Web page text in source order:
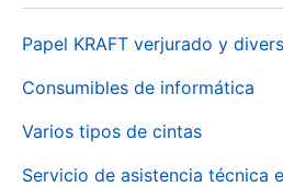
Papel KRAFT verjurado y
Consumibles de informática
Varios tipos de cintas
Servicio de asistencia técnica